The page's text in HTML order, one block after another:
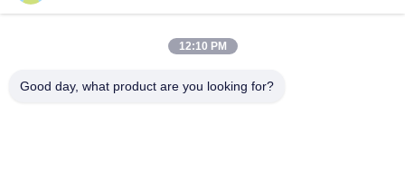
12:10 PM
Good day, what product are you looking for?